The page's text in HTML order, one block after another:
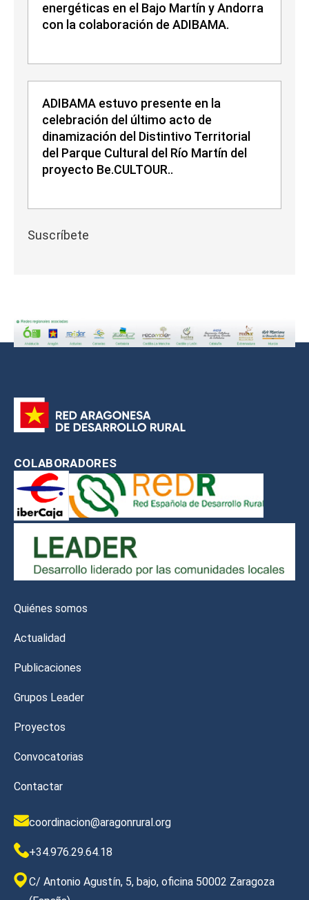
energéticas en el Bajo Martín y Andorra
con la colaboración de ADIBAMA.
ADIBAMA estuvo presente en la
celebración del último acto de
dinamización del Distintivo Territorial
del Parque Cultural del Río Martín del
proyecto Be.CULTOUR..
Suscríbete
COLABORADORES
Quiénes somos
Actualidad
Publicaciones
Grupos Leader
Proyectos
Convocatorias
Contactar
coordinacion@aragonrural.org
+34.976.29.64.18
C/ Antonio Agustín, 5, bajo, oficina 50002 Zaragoza